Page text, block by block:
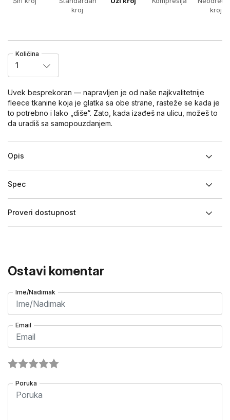
kroj
kroj
Količina
1
Uvek besprekoran — napravljen je od naše najkvalitetnije
fleece tkanine koja je glatka sa obe strane, rasteže se kada je
to potrebno i lako „diše“. Zato, kada izađeš na ulicu, možeš to
da uradiš sa samopouzdanjem.
Opis
Spec
Proveri dostupnost
Ostavi komentar
Ime/Nadimak
Email
Poruka